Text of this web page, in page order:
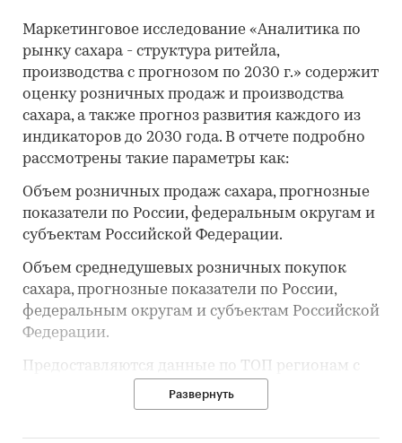
Маркетинговое исследование «Аналитика по
рынку сахара - структура ритейла,
производства с прогнозом по 2030 г.» содержит
оценку розничных продаж и производства
сахара, а также прогноз развития каждого из
индикаторов до 2030 года. В отчете подробно
рассмотрены такие параметры как:
Объем розничных продаж сахара, прогнозные
показатели по России, федеральным округам и
субъектам Российской Федерации.
Объем среднедушевых розничных покупок
сахара, прогнозные показатели по России,
федеральным округам и субъектам Российской
Федерации.
Предоставляются данные по ТОП регионам с
самыми высокими и самыми низкими
розничными ценами на рынке сахара.
Развернуть